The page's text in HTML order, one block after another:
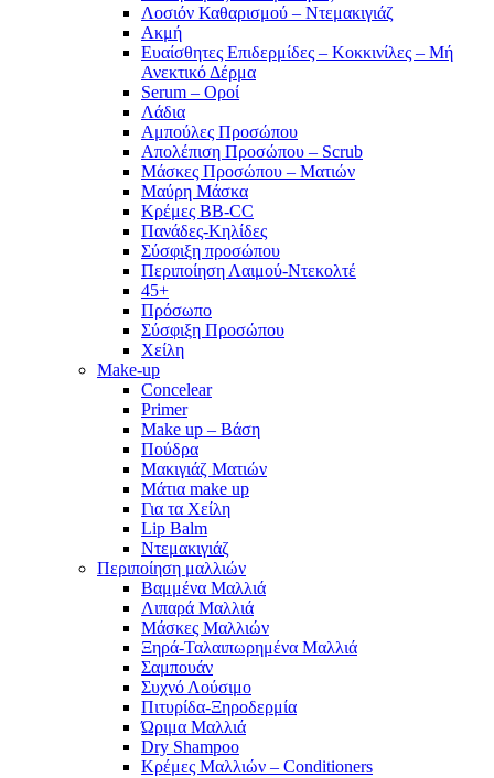
Λοσιόν Καθαρισμού – Ντεμακιγιάζ
Ακμή
Ευαίσθητες Επιδερμίδες – Κοκκινίλες – Μή
Ανεκτικό Δέρμα
Serum – Οροί
Λάδια
Αμπούλες Προσώπου
Απολέπιση Προσώπου – Scrub
Μάσκες Προσώπου – Ματιών
Μαύρη Μάσκα
Κρέμες BB-CC
Πανάδες-Κηλίδες
Σύσφιξη προσώπου
Περιποίηση Λαιμού-Ντεκολτέ
45+
Πρόσωπο
Σύσφιξη Προσώπου
Χείλη
Make-up
Concelear
Primer
Make up – Βάση
Πούδρα
Μακιγιάζ Ματιών
Μάτια make up
Για τα Χείλη
Lip Balm
Ντεμακιγιάζ
Περιποίηση μαλλιών
Βαμμένα Μαλλιά
Λιπαρά Μαλλιά
Μάσκες Μαλλιών
Ξηρά-Ταλαιπωρημένα Μαλλιά
Σαμπουάν
Συχνό Λούσιμο
Πιτυρίδα-Ξηροδερμία
Ώριμα Μαλλιά
Dry Shampoo
Κρέμες Μαλλιών – Conditioners